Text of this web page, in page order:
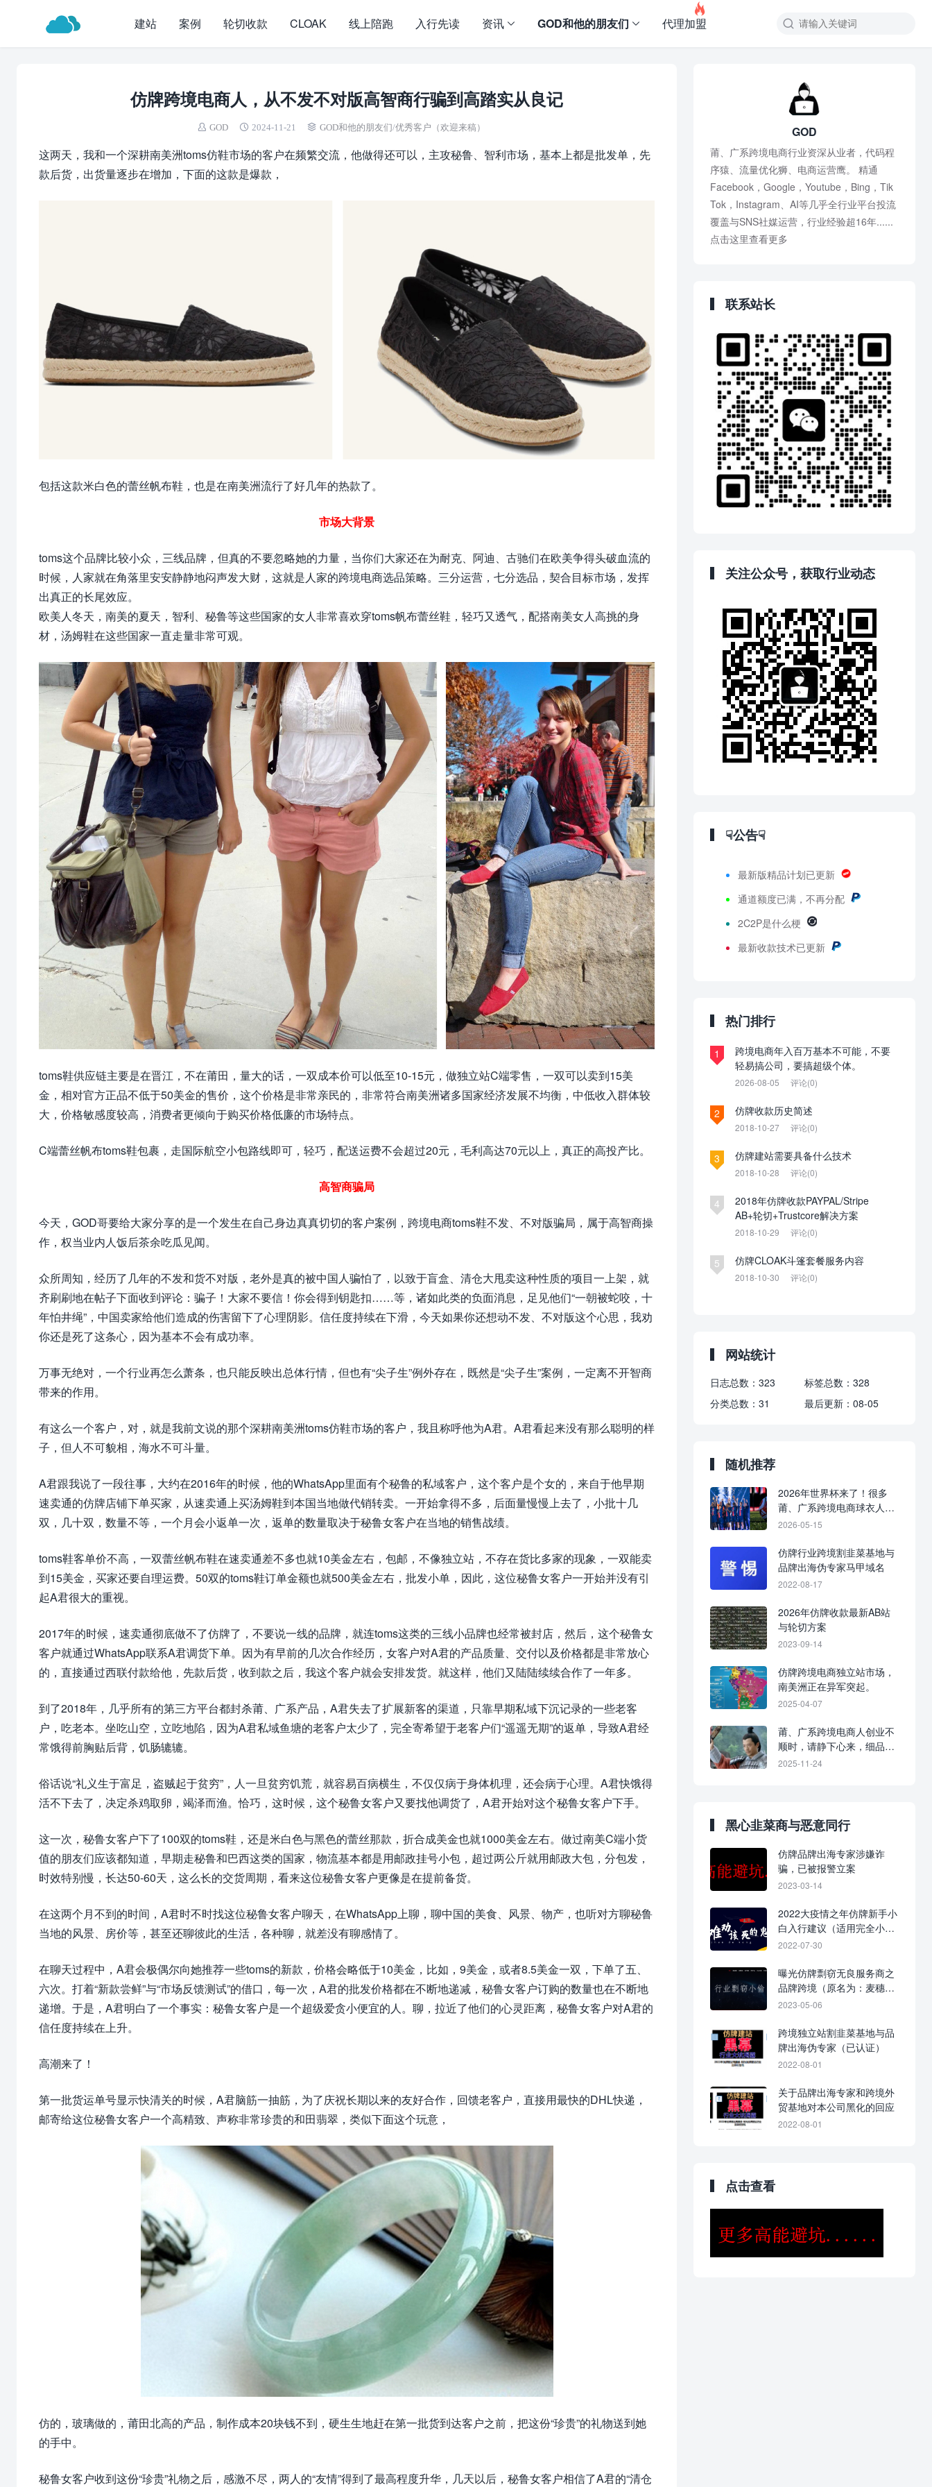
建站 案例 轮切收款 CLOAK 线上陪跑 入行先读 资讯 GOD和他的朋友们 代理加盟

仿牌跨境电商人，从不发不对版高智商行骗到高踏实从良记
GOD 2024-11-21 GOD和他的朋友们/优秀客户（欢迎来稿）
这两天，我和一个深耕南美洲toms仿鞋市场的客户在频繁交流，他做得还可以，主攻秘鲁、智利市场，基本上都是批发单，先
款后货，出货量逐步在增加，下面的这款是爆款，
包括这款米白色的蕾丝帆布鞋，也是在南美洲流行了好几年的热款了。
市场大背景
toms这个品牌比较小众，三线品牌，但真的不要忽略她的力量，当你们大家还在为耐克、阿迪、古驰们在欧美争得头破血流的
时候，人家就在角落里安安静静地闷声发大财，这就是人家的跨境电商选品策略。三分运营，七分选品，契合目标市场，发挥
出真正的长尾效应。
​欧美人冬天，南美的夏天，智利、秘鲁等这些国家的女人非常喜欢穿toms帆布蕾丝鞋，轻巧又透气，配搭南美女人高挑的身
材，汤姆鞋在这些国家一直走量非常可观。
toms鞋供应链主要是在晋江，不在莆田，量大的话，一双成本价可以低至10-15元，做独立站C端零售，一双可以卖到15美
金，相对官方正品不低于50美金的售价，这个价格是非常亲民的，非常符合南美洲诸多国家经济发展不均衡，中低收入群体较
大，价格敏感度较高，消费者更倾向于购买价格低廉的市场特点。
C端蕾丝帆布toms鞋包裹，走国际航空小包路线即可，轻巧，配送运费不会超过20元，毛利高达70元以上，真正的高投产比。
高智商骗局
今天，GOD哥要给大家分享的是一个发生在自己身边真真切切的客户案例，跨境电商toms鞋不发、不对版骗局，属于高智商操
作，权当业内人饭后茶余吃瓜见闻。
众所周知，经历了几年的不发和货不对版，老外是真的被中国人骗怕了，以致于盲盒、清仓大甩卖这种性质的项目一上架，就
齐刷刷地在帖子下面收到评论：骗子！大家不要信！你会得到钥匙扣……等，诸如此类的负面消息，足见他们“一朝被蛇咬，十
年怕井绳”，中国卖家给他们造成的伤害留下了心理阴影。信任度持续在下滑，今天如果你还想动不发、不对版这个心思，我劝
你还是死了这条心，因为基本不会有成功率。
万事无绝对，一个行业再怎么萧条，也只能反映出总体行情，但也有“尖子生”例外存在，既然是“尖子生”案例，一定离不开智商
带来的作用。
有这么一个客户，对，就是我前文说的那个深耕南美洲toms仿鞋市场的客户，我且称呼他为A君。A君看起来没有那么聪明的样
子，但人不可貌相，海水不可斗量。
A君跟我说了一段往事，大约在2016年的时候，他的WhatsApp里面有个秘鲁的私域客户，这个客户是个女的，来自于他早期
速卖通的仿牌店铺下单买家，从速卖通上买汤姆鞋到本国当地做代销转卖。一开始拿得不多，后面量慢慢上去了，小批十几
双，几十双，数量不等，一个月会小返单一次，返单的数量取决于秘鲁女客户在当地的销售战绩。
toms鞋客单价不高，一双蕾丝帆布鞋在速卖通差不多也就10美金左右，包邮，不像独立站，不存在货比多家的现象，一双能卖
到15美金，买家还要自理运费。50双的toms鞋订单金额也就500美金左右，批发小单，因此，这位秘鲁女客户一开始并没有引
起A君很大的重视。
2017年的时候，速卖通彻底做不了仿牌了，不要说一线的品牌，就连toms这类的三线小品牌也经常被封店，然后，这个秘鲁女
客户就通过WhatsApp联系A君调货下单。因为有早前的几次合作经历，女客户对A君的产品质量、交付以及价格都是非常放心
的，直接通过西联付款给他，先款后货，收到款之后，我这个客户就会安排发货。就这样，他们又陆陆续续合作了一年多。
到了2018年，几乎所有的第三方平台都封杀莆、广系产品，A君失去了扩展新客的渠道，只靠早期私域下沉记录的一些老客
户，吃老本。坐吃山空，立吃地陷，因为A君私域鱼塘的老客户太少了，完全寄希望于老客户们“遥遥无期”的返单，导致A君经
常饿得前胸贴后背，饥肠辘辘。
俗话说“礼义生于富足，盗贼起于贫穷”，人一旦贫穷饥荒，就容易百病横生，不仅仅病于身体机理，还会病于心理。A君快饿得
活不下去了，决定杀鸡取卵，竭泽而渔。恰巧，这时候，这个秘鲁女客户又要找他调货了，A君开始对这个秘鲁女客户下手。
这一次，秘鲁女客户下了100双的toms鞋，还是米白色与黑色的蕾丝那款，折合成美金也就1000美金左右。做过南美C端小货
值的朋友们应该都知道，早期走秘鲁和巴西这类的国家，物流基本都是用邮政挂号小包，超过两公斤就用邮政大包，分包发，
时效特别慢，长达50-60天，这么长的交货周期，看来这位秘鲁女客户更像是在提前备货。
在这两个月不到的时间，A君时不时找这位秘鲁女客户聊天，在WhatsApp上聊，聊中国的美食、风景、物产，也听对方聊秘鲁
当地的风景、房价等，甚至还聊彼此的生活，各种聊，就差没有聊感情了。
在聊天过程中，A君会极偶尔向她推荐一些toms的新款，价格会略低于10美金，比如，9美金，或者8.5美金一双，下单了五、
六次。打着“新款尝鲜”与“市场反馈测试”的借口，每一次，A君的批发价格都在不断地递减，秘鲁女客户订购的数量也在不断地
递增。于是，A君明白了一个事实：秘鲁女客户是一个超级爱贪小便宜的人。聊，拉近了他们的心灵距离，秘鲁女客户对A君的
信任度持续在上升。
高潮来了！
第一批货运单号显示快清关的时候，A君脑筋一抽筋，为了庆祝长期以来的友好合作，回馈老客户，直接用最快的DHL快递，
邮寄给这位秘鲁女客户一个高精致、声称非常珍贵的和田翡翠，类似下面这个玩意，
仿的，玻璃做的，莆田北高的产品，制作成本20块钱不到，硬生生地赶在第一批货到达客户之前，把这份“珍贵”的礼物送到她
的手中。
秘鲁女客户收到这份“珍贵”礼物之后，感激不尽，两人的“友情”得到了最高程度升华，几天以后，秘鲁女客户相信了A君的“清仓
GOD
莆、广系跨境电商行业资深从业者，代码程
序猿、流量优化狮、电商运营鹰。 精通
Facebook，Google，Youtube，Bing，Tik
Tok，Instagram、AI等几乎全行业平台投流
覆盖与SNS社媒运营，行业经验超16年......
点击这里查看更多
联系站长
关注公众号，获取行业动态
☟公告☟
最新版精品计划已更新
通道额度已满，不再分配
2C2P是什么梗
最新收款技术已更新
热门排行
1
跨境电商年入百万基本不可能，不要
轻易搞公司，要搞超级个体。
2026-08-05 评论(0)
2 仿牌收款历史简述
2018-10-27 评论(0)
3 仿牌建站需要具备什么技术
2018-10-28 评论(0)
4
2018年仿牌收款PAYPAL/Stripe
AB+轮切+Trustcore解决方案
2018-10-29 评论(0)
5 仿牌CLOAK斗篷套餐服务内容
2018-10-30 评论(0)
网站统计
日志总数： 323 标签总数： 328
分类总数： 31 最后更新： 08-05
随机推荐
2026年世界杯来了！很多
莆、广系跨境电商球衣人
已“一夜暴富”。
2026-05-15
仿牌行业跨境割韭菜基地与
品牌出海伪专家马甲域名
2022-08-17
2026年仿牌收款最新AB站
与轮切方案
2023-09-14
仿牌跨境电商独立站市场，
南美洲正在异军突起。
2025-04-07
莆、广系跨境电商人创业不
顺时，请静下心来，细品历
史，置之死地而后生。
2025-11-24
黑心韭菜商与恶意同行
仿牌品牌出海专家涉嫌诈
骗，已被报警立案
2023-03-14
2022大疫情之年仿牌新手小
白入行建议（适用完全小
白）！
2022-07-30
曝光仿牌剽窃无良服务商之
品牌跨境（原名为：麦穗跨
境）
2023-05-06
跨境独立站割韭菜基地与品
牌出海伪专家（已认证）
2022-08-01
关于品牌出海专家和跨境外
贸基地对本公司黑化的回应
2022-08-01
点击查看